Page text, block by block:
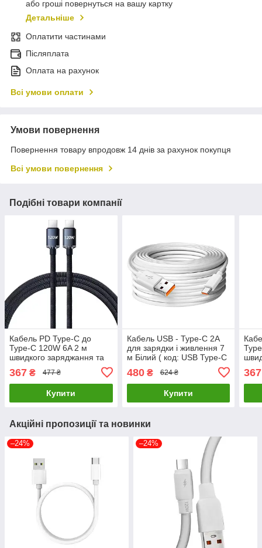
або гроші повернуться на вашу картку
Детальніше
Оплатити частинами
Післяплата
Оплата на рахунок
Всі умови оплати
Умови повернення
Повернення товару впродовж 14 днів за рахунок покупця
Всі умови повернення
Подібні товари компанії
Кабель PD Type-C до
Type-C 120W 6A 2 м
швидкого заряджання та
код: Type-C2m120WS )
367 ₴ 477 ₴
Купити
Кабель USB - Type-C 2A
для зарядки і живлення 7
м Білий ( код: USB Type-C
480₴ 624 ₴
Купити
код:
367
Акційні пропозиції та новинки
–24% –24%